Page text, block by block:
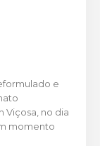
e
Viçosa, no dia
momento